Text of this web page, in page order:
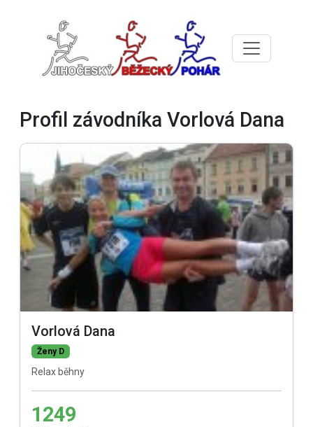
Profil závodníka Vorlová Dana
Vorlová Dana
Ženy D
Relax běhny
1249